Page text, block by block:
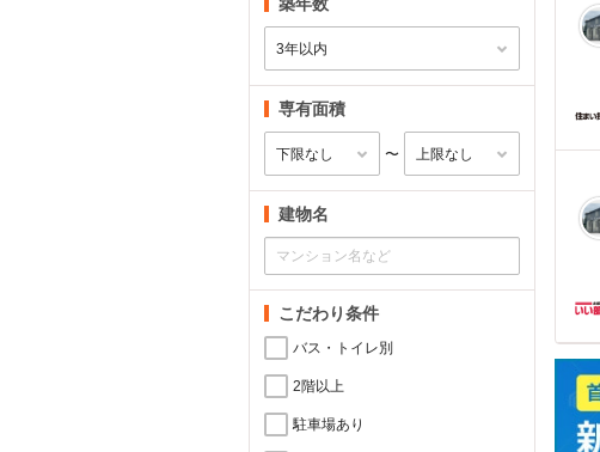
専有面積
〜
建物名
こだわり条件
バス・トイレ別
2階以上
駐車場あり